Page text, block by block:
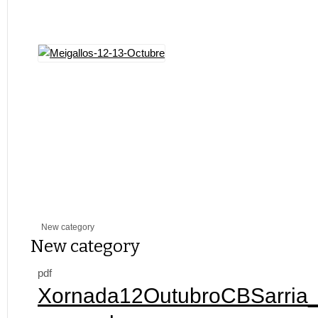
New category
New category
pdf